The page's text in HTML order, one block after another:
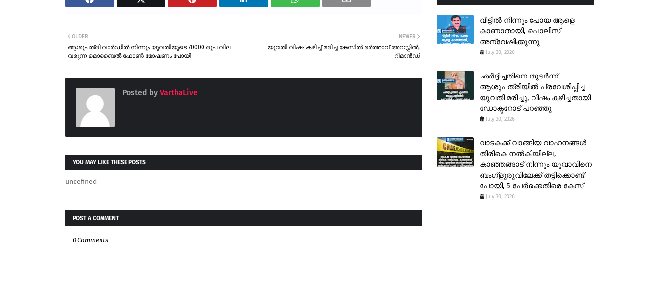
NEWER
യുവതി വിഷം കഴിച്ച് മരിച്ച കേസിൽ ഭർത്താവ് അറസ്റ്റിൽ,
റിമാൻഡ്
OLDER
ആശുപത്രി വാർഡിൽ നിന്നും യുവതിയുടെ 70000 രൂപ വില
വരുന്ന മൊബൈൽ ഫോൺ മോഷണം പോയി
Posted by VarthaLive
YOU MAY LIKE THESE POSTS
undefined
POST A COMMENT
0 Comments
വീട്ടിൽ നിന്നും പോയ ആളെ
കാണാതായി, പൊലീസ്
അന്വേഷിക്കുന്നു
July 30, 2026
ഛർദ്ദിച്ചതിനെ തുടർന്ന്
ആശുപത്രിയിൽ പ്രവേശിപ്പിച്ച
യുവതി മരിച്ചു, വിഷം കഴിച്ചതായി
ഡോക്ടറോട് പറഞ്ഞു
July 30, 2026
വാടകക്ക് വാങ്ങിയ വാഹനങ്ങൾ
തിരികെ നൽകിയില്ല,
കാഞ്ഞങ്ങാട് നിന്നും യുവാവിനെ
ബംഗ്ളുരുവിലേക്ക് തട്ടിക്കൊണ്ട്
പോയി, 5 പേർക്കെതിരെ കേസ്
July 30, 2026